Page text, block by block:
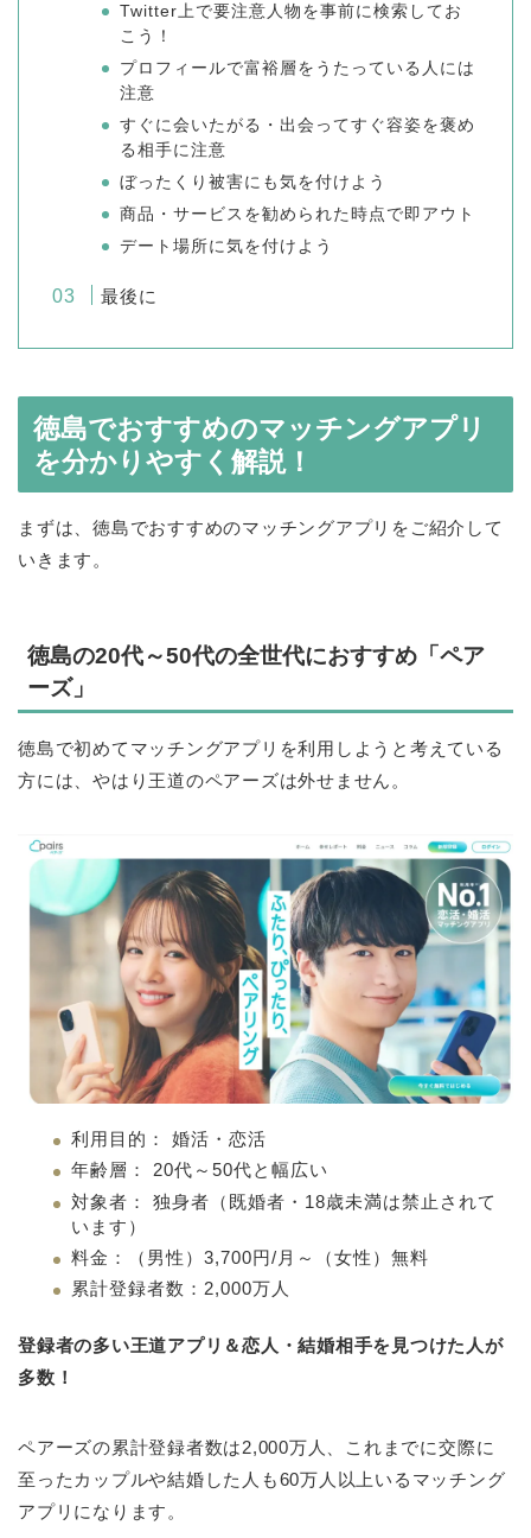
Twitter上で要注意人物を事前に検索してお
こう！
プロフィールで富裕層をうたっている人には
注意
すぐに会いたがる・出会ってすぐ容姿を褒め
る相手に注意
ぼったくり被害にも気を付けよう
商品・サービスを勧められた時点で即アウト
デート場所に気を付けよう
最後に
徳島でおすすめのマッチングアプリ
を分かりやすく解説！
まずは、徳島でおすすめのマッチングアプリをご紹介して
いきます。
徳島の20代～50代の全世代におすすめ「ペア
ーズ」
徳島で初めてマッチングアプリを利用しようと考えている
方には、やはり王道のペアーズは外せません。
利用目的： 婚活・恋活
年齢層： 20代～50代と幅広い
対象者： 独身者（既婚者・18歳未満は禁止されて
います）
料金：（男性）3,700円/月～（女性）無料
累計登録者数：2,000万人
登録者の多い王道アプリ＆恋人・結婚相手を見つけた人が
多数！
ペアーズの累計登録者数は2,000万人、これまでに交際に
至ったカップルや結婚した人も60万人以上いるマッチング
アプリになります。